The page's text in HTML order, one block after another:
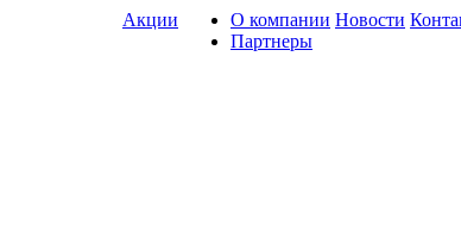
Акции
О компании
Партнеры
Новости